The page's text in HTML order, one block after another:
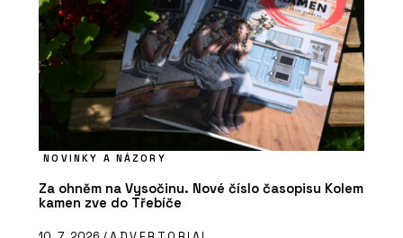
NOVINKY A NÁZORY
Za ohněm na Vysočinu. Nové číslo časopisu Kolem
kamen zve do Třebíče